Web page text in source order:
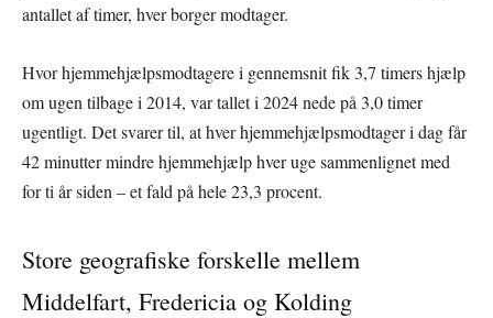
antallet af timer, hver borger modtager.
Hvor hjemmehjælpsmodtagere i gennemsnit fik 3,7 timers hjælp
om ugen tilbage i 2014, var tallet i 2024 nede på 3,0 timer
ugentligt. Det svarer til, at hver hjemmehjælpsmodtager i dag får
42 minutter mindre hjemmehjælp hver uge sammenlignet med
for ti år siden – et fald på hele 23,3 procent.
Store geografiske forskelle mellem
Middelfart, Fredericia og Kolding